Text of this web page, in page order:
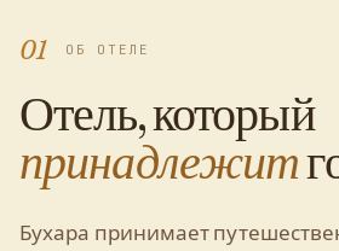
01 ОБ ОТЕЛЕ
Отель, который
принадлежит
Бухара принимает